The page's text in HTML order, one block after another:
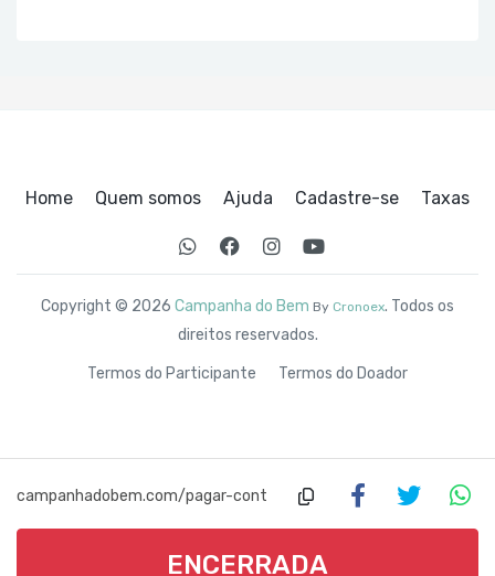
campanhadobem.com/pagar-cont
ENCERRADA
Home Quem somos Ajuda Cadastre-se Taxas
Copyright © 2026 Campanha do Bem By Cronoex. Todos os
direitos reservados.
Termos do Participante Termos do Doador